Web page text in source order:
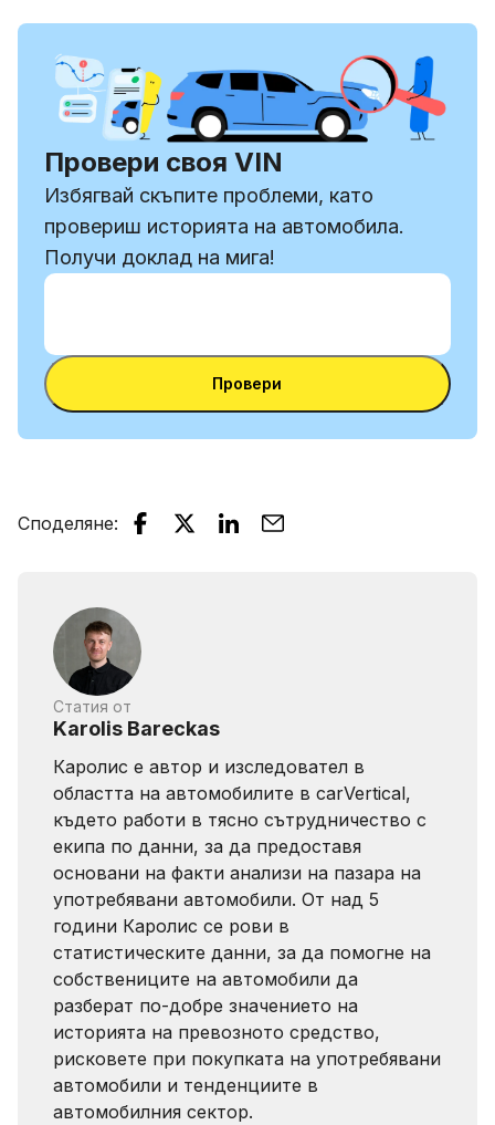
Провери своя VIN
Избягвай скъпите проблеми, като
провериш историята на автомобила.
Получи доклад на мига!
Въведи VIN
Въведи VIN
Провери
Споделяне:
Статия от
Karolis Bareckas
Каролис е автор и изследовател в
областта на автомобилите в carVertical,
където работи в тясно сътрудничество с
екипа по данни, за да предоставя
основани на факти анализи на пазара на
употребявани автомобили. От над 5
години Каролис се рови в
статистическите данни, за да помогне на
собствениците на автомобили да
разберат по-добре значението на
историята на превозното средство,
рисковете при покупката на употребявани
автомобили и тенденциите в
автомобилния сектор.